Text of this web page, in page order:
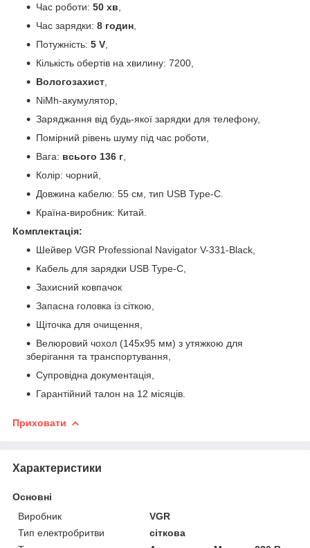
Час роботи: 50 хв
Час зарядки: 8 годин
Потужність: 5 V
Кількість обертів на хвилину: 7200,
Вологозахист
NiMh-акумулятор,
Заряджання від будь-якої зарядки для телефону,
Помірний рівень шуму під час роботи,
Вага: всього 136 г
Колір: чорний,
Довжина кабелю: 55 см, тип USB Type-C.
Країна-виробник: Китай.
Комплектація:
Шейвер VGR Professional Navigator V-331-Black,
Кабель для зарядки USB Type-C,
Захисний ковпачок
Запасна головка із сіткою,
Щіточка для очищення,
Велюровий чохол (145х95 мм) з утяжкою для
зберігання та транспортування,
Супровідна документація,
Гарантійний талон на 12 місяців.
Приховати
Характеристики
Основні
Виробник
VGR
Тип електробритви
сіткова